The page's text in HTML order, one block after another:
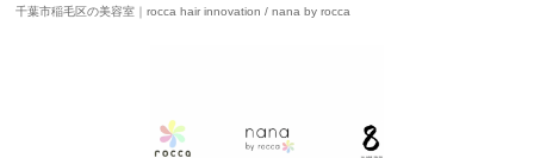
千葉市稲毛区の美容室｜rocca hair innovation / nana by rocca